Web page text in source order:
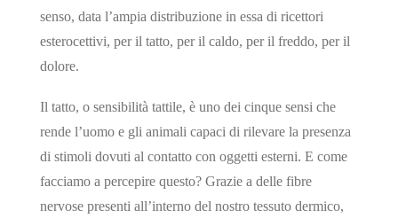
senso, data l’ampia distribuzione in essa di ricettori
esterocettivi, per il tatto, per il caldo, per il freddo, per il
dolore.
Il tatto, o sensibilità tattile, è uno dei cinque sensi che
rende l’uomo e gli animali capaci di rilevare la presenza
di stimoli dovuti al contatto con oggetti esterni. E come
facciamo a percepire questo? Grazie a delle fibre
nervose presenti all’interno del nostro tessuto dermico,